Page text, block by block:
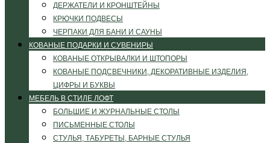
ДЕРЖАТЕЛИ И КРОНШТЕЙНЫ
КРЮЧКИ ПОДВЕСЫ
ЧЕРПАКИ ДЛЯ БАНИ И САУНЫ
КОВАНЫЕ ПОДАРКИ И СУВЕНИРЫ
КОВАНЫЕ ОТКРЫВАЛКИ И ШТОПОРЫ
КОВАНЫЕ ПОДСВЕЧНИКИ, ДЕКОРАТИВНЫЕ ИЗДЕЛИЯ,
ЦИФРЫ И БУКВЫ
МЕБЕЛЬ В СТИЛЕ ЛОФТ
БОЛЬШИЕ И ЖУРНАЛЬНЫЕ СТОЛЫ
ПИСЬМЕННЫЕ СТОЛЫ
СТУЛЬЯ, ТАБУРЕТЫ, БАРНЫЕ СТУЛЬЯ